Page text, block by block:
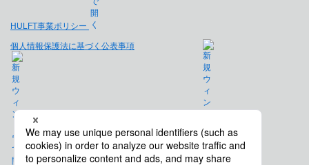
HULFT事業ポリシー
個人情報保護法に基づく公表事項
免責事項